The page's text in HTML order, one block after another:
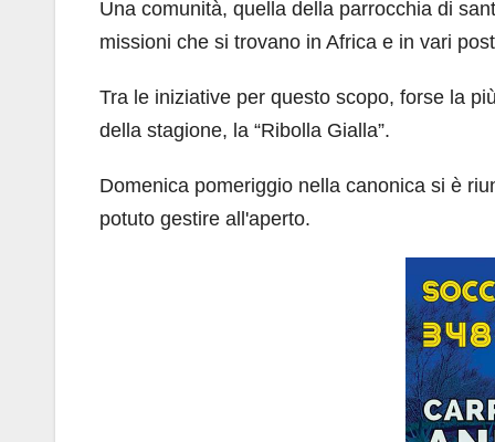
Una comunità, quella della parrocchia di
missioni che si trovano in Africa e in vari
Tra le iniziative per questo scopo, forse la
della stagione, la “Ribolla Gialla”.
Domenica pomeriggio nella canonica si è
potuto gestire all'aperto.